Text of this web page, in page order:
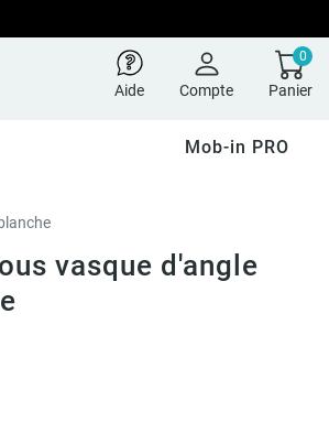
Aide Compte
0
Panier
Mob-in PRO
vasque d'angle